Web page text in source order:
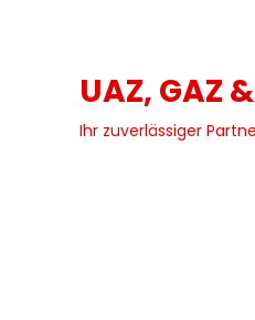
UAZ, GAZ
Ihr zuverlässiger